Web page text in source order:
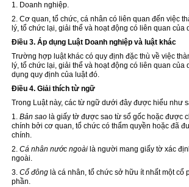
1. Doanh nghiệp.
2. Cơ quan, tổ chức, cá nhân có liên quan đến việc
lý, tổ chức lại, giải thể và hoạt động có liên quan của
Điều 3. Áp dụng Luật Doanh nghiệp và luật khác
Trường hợp luật khác có quy định đặc thù về việc
lý, tổ chức lại, giải thể và hoạt động có liên quan của
dụng quy định của luật đó.
Điều 4. Giải thích từ ngữ
Trong Luật này, các từ ngữ dưới đây được hiểu như
1.Bản sao là giấy tờ được sao từ sổ gốc hoặc được
chính bởi cơ quan, tổ chức có thẩm quyền hoặc đã
chính.
2.Cá nhân nước ngoài là người mang giấy tờ xác
ngoài.
3.Cổ đông là cá nhân, tổ chức sở hữu ít nhất một cổ
phần.